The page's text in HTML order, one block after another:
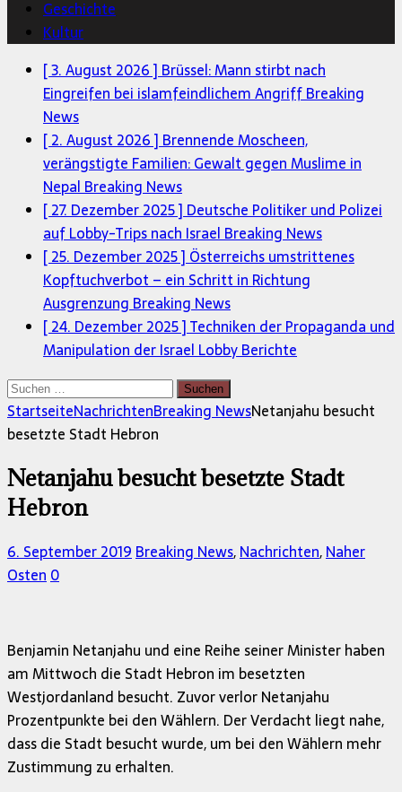
Geschichte
Kultur
[ 3. August 2026 ] Brüssel: Mann stirbt nach
Eingreifen bei islamfeindlichem AngriffBreaking
News
[ 2. August 2026 ] Brennende Moscheen,
verängstigte Familien: Gewalt gegen Muslime in
Nepal Breaking News
[ 27. Dezember 2025 ] Deutsche Politiker und Polizei
auf Lobby-Trips nach Israel Breaking News
[ 25. Dezember 2025 ] Österreichs umstrittenes
Kopftuchverbot – ein Schritt in Richtung
Ausgrenzung Breaking News
[ 24. Dezember 2025 ]Techniken der Propaganda und
Manipulation der Israel LobbyBerichte
Suchen
nach:
StartseiteNachrichtenBreaking NewsNetanjahu besucht
besetzte Stadt Hebron
Netanjahu besucht besetzte Stadt
Hebron
6. September 2019Breaking News,Nachrichten,Naher
Osten0
Benjamin Netanjahu und eine Reihe seiner Minister haben
am Mittwoch die Stadt Hebron im besetzten
Westjordanland besucht. Zuvor verlor Netanjahu
Prozentpunkte bei den Wählern. Der Verdacht liegt nahe,
dass die Stadt besucht wurde, um bei den Wählern mehr
Zustimmung zu erhalten.